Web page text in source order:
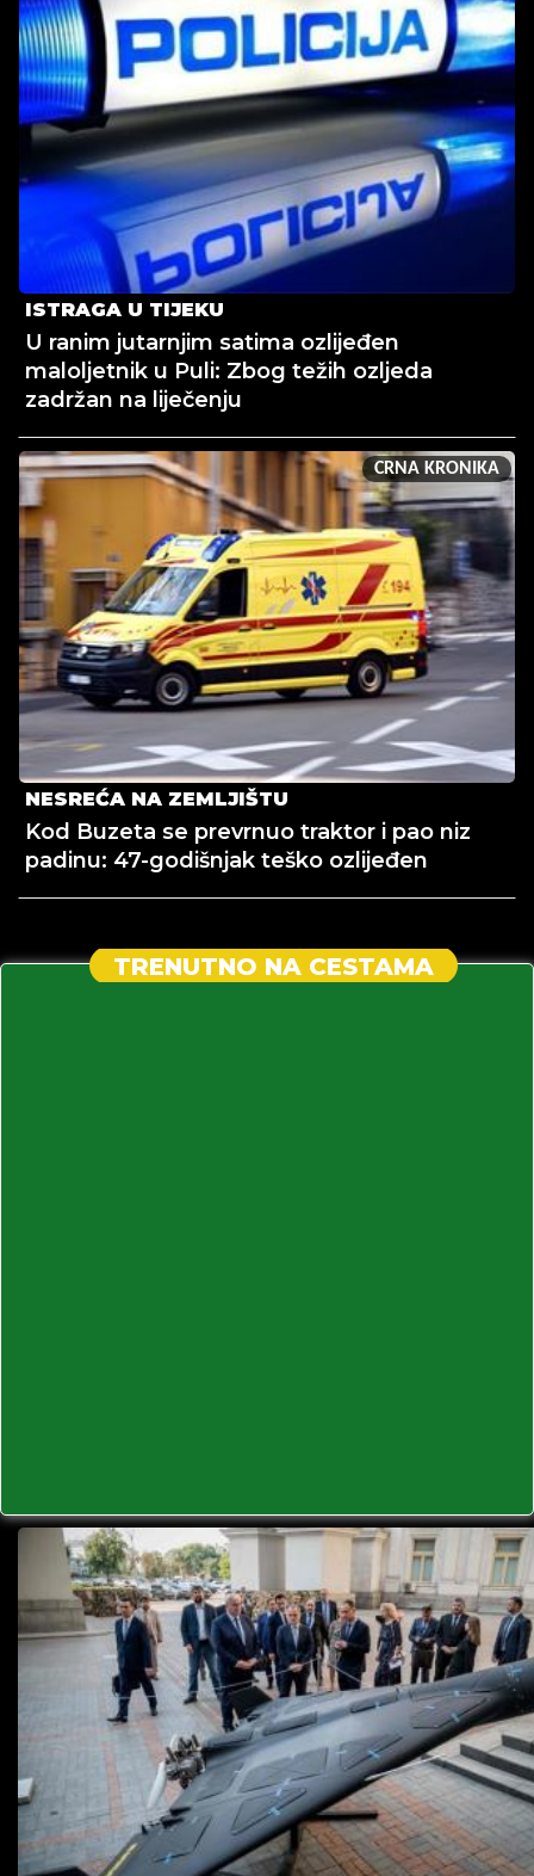
ISTRAGA U TIJEKU
U ranim jutarnjim satima ozlijeđen
maloljetnik u Puli: Zbog težih ozljeda
zadržan na liječenju
CRNA KRONIKA
NESREĆA NA ZEMLJIŠTU
Kod Buzeta se prevrnuo traktor i pao niz
padinu: 47-godišnjak teško ozlijeđen
TRENUTNO NA CESTAMA